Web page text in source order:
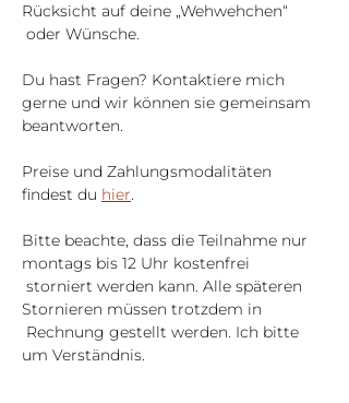
Rücksicht auf deine „Wehwehchen“
oder Wünsche.
Du hast Fragen? Kontaktiere mich
gerne und wir können sie gemeinsam
beantworten.
Preise und Zahlungsmodalitäten
findest du hier.
Bitte beachte, dass die Teilnahme nur
montags bis 12 Uhr kostenfrei
storniert werden kann. Alle späteren
Stornieren müssen trotzdem in
Rechnung gestellt werden. Ich bitte
um Verständnis.